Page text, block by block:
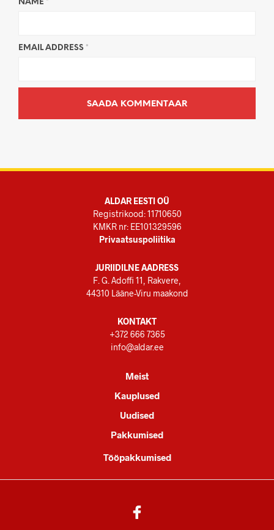
NAME *
EMAIL ADDRESS *
ALDAR EESTI OÜ
Registrikood: 11710650
KMKR nr: EE101329596
Privaatsuspoliitika
JURIIDILNE AADRESS
F. G. Adoffi 11, Rakvere,
44310 Lääne-Viru maakond
KONTAKT
+372 666 7365
info@aldar.ee
Meist
Kauplused
Uudised
Pakkumised
Tööpakkumised